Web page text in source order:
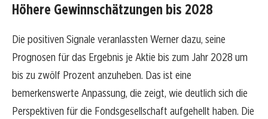
Höhere Gewinnschätzungen bis 2028
Die positiven Signale veranlassten Werner dazu, seine
Prognosen für das Ergebnis je Aktie bis zum Jahr 2028 um
bis zu zwölf Prozent anzuheben. Das ist eine
bemerkenswerte Anpassung, die zeigt, wie deutlich sich die
Perspektiven für die Fondsgesellschaft aufgehellt haben. Die